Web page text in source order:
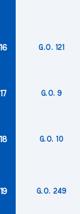
G.O. 121
G.O. 9
G.O. 10
G.O. 249